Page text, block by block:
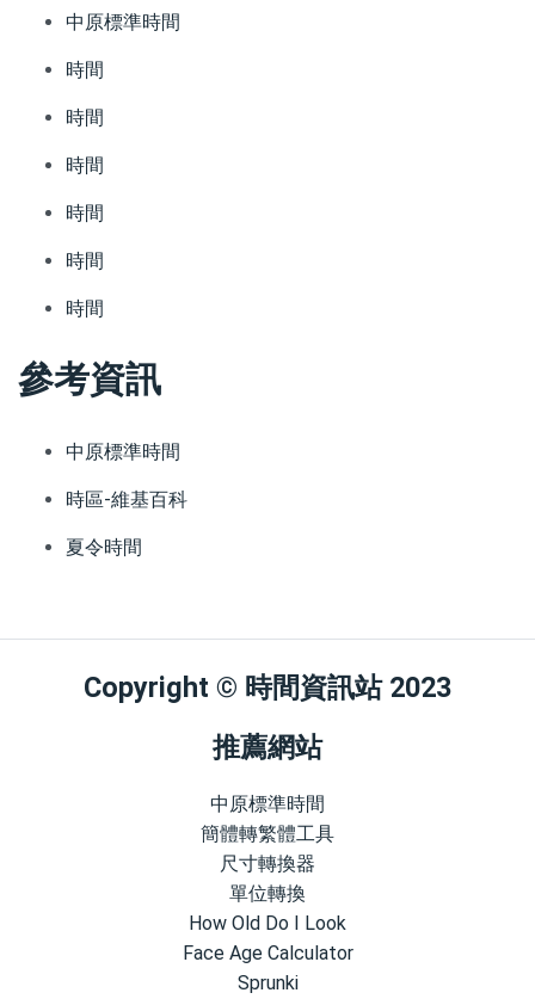
中原標準時間
時間
時間
時間
時間
時間
時間
參考資訊
中原標準時間
時區-維基百科
夏令時間
Copyright © 時間資訊站 2023
推薦網站
中原標準時間
簡體轉繁體工具
尺寸轉換器
單位轉換
How Old Do I Look
Face Age Calculator
Sprunki